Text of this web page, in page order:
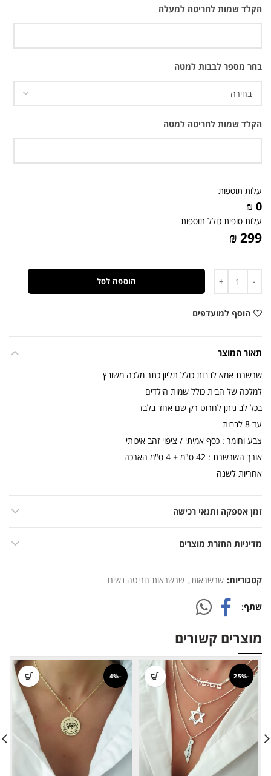
הקלד שמות לחריטה למעלה
בחר מספר לבבות למטה
הקלד שמות לחריטה למטה
עלות תוספות
0 ₪
עלות סופית כולל תוספות
299 ₪
הוספה לסל
הוסף למועדפים
תאור המוצר
שרשרת אמא לבבות כולל תליון כתר מלכה משובץ
למלכה של הבית כולל שמות הילדים
בכל לב ניתן לחרוט רק שם אחד בלבד
עד 8 לבבות
צבע וחומר : כסף אמיתי / ציפוי זהב איכותי
אורך השרשרת : 42 ס"מ + 4 ס"מ הארכה
אחריות לשנה
זמן אספקה ותנאי רכישה
מדיניות החזרת מוצרים
קטגוריות: שרשראות, שרשראות חריטה נשים
שתף
מוצרים קשורים
-25%
-4%